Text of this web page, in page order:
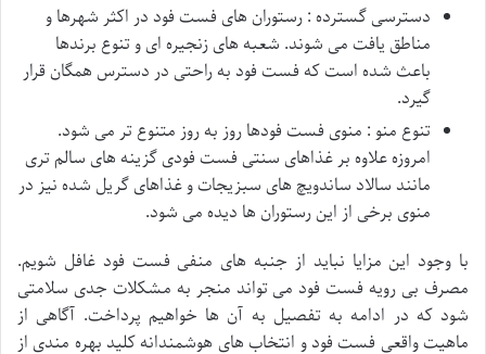
دسترسی گسترده : رستوران های فست فود در اکثر شهرها و
مناطق یافت می شوند. شعبه های زنجیره ای و تنوع برندها
باعث شده است که فست فود به راحتی در دسترس همگان قرار
گیرد.
تنوع منو : منوی فست فودها روز به روز متنوع تر می شود.
امروزه علاوه بر غذاهای سنتی فست فودی گزینه های سالم تری
مانند سالاد ساندویچ های سبزیجات و غذاهای گریل شده نیز در
منوی برخی از این رستوران ها دیده می شود.
با وجود این مزایا نباید از جنبه های منفی فست فود غافل شویم.
مصرف بی رویه فست فود می تواند منجر به مشکلات جدی سلامتی
شود که در ادامه به تفصیل به آن ها خواهیم پرداخت. آگاهی از
ماهیت واقعی فست فود و انتخاب های هوشمندانه کلید بهره مندی از